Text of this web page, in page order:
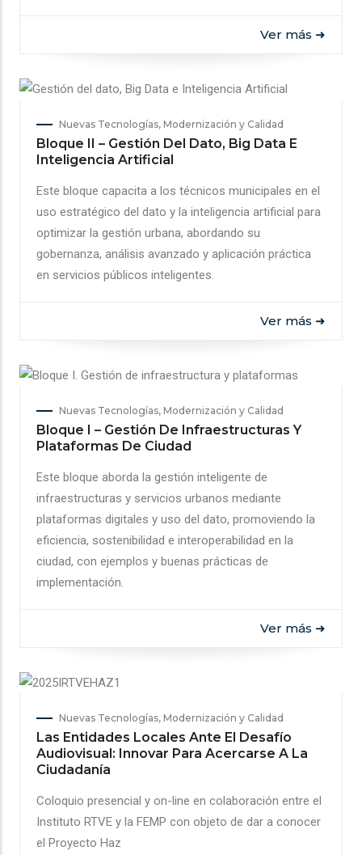
Ver más ➜
Nuevas Tecnologías, Modernización y Calidad
Bloque II – Gestión Del Dato, Big Data E
Inteligencia Artificial
Este bloque capacita a los técnicos municipales en el
uso estratégico del dato y la inteligencia artificial para
optimizar la gestión urbana, abordando su
gobernanza, análisis avanzado y aplicación práctica
en servicios públicos inteligentes.
Ver más ➜
Nuevas Tecnologías, Modernización y Calidad
Bloque I – Gestión De Infraestructuras Y
Plataformas De Ciudad
Este bloque aborda la gestión inteligente de
infraestructuras y servicios urbanos mediante
plataformas digitales y uso del dato, promoviendo la
eficiencia, sostenibilidad e interoperabilidad en la
ciudad, con ejemplos y buenas prácticas de
implementación.
Ver más ➜
Nuevas Tecnologías, Modernización y Calidad
Las Entidades Locales Ante El Desafío
Audiovisual: Innovar Para Acercarse A La
Ciudadanía
Coloquio presencial y on-line en colaboración entre el
Instituto RTVE y la FEMP con objeto de dar a conocer
el Proyecto Haz